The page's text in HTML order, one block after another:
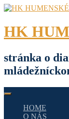
Skip
content
HK
stránka o
HOME
O NÁS